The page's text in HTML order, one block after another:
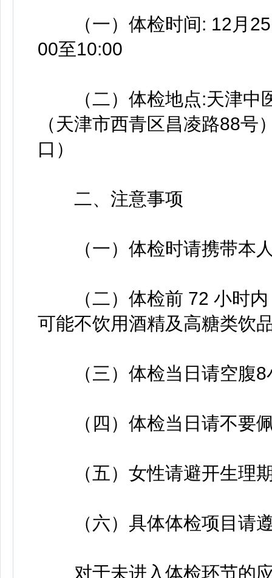
（一）体检时间: 12月25
00至10:00
（二）体检地点:天津中
（天津市西青区昌凌路88
口）
二、注意事项
（一）体检时请携带本人
（二）体检前 72 小时内
可能不饮用酒精及高糖类饮
（三）体检当日请空腹8
（四）体检当日请不要佩
（五）女性请避开生理
（六）具体体检项目请遵
对于未进入体检环节的应